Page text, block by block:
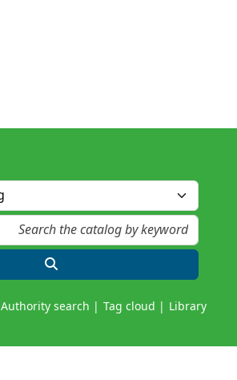
Authority search Tag cloud Library